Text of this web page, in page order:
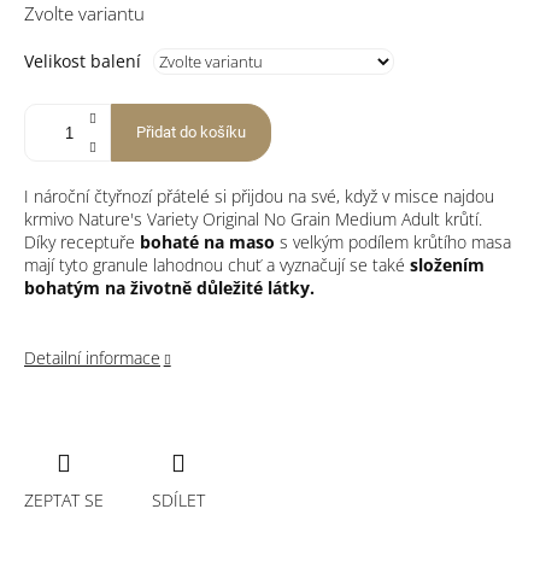
cena:
Zvolte variantu
Velikost balení
Přidat do košíku
I nároční čtyřnozí přátelé si přijdou na své, když v misce najdou
krmivo Nature's Variety Original No Grain Medium Adult krůtí.
Díky receptuře bohaté na maso s velkým podílem krůtího masa
mají tyto granule lahodnou chuť a vyznačují se také složením
bohatým na životně důležité látky.
Detailní informace
ZEPTAT SE SDÍLET